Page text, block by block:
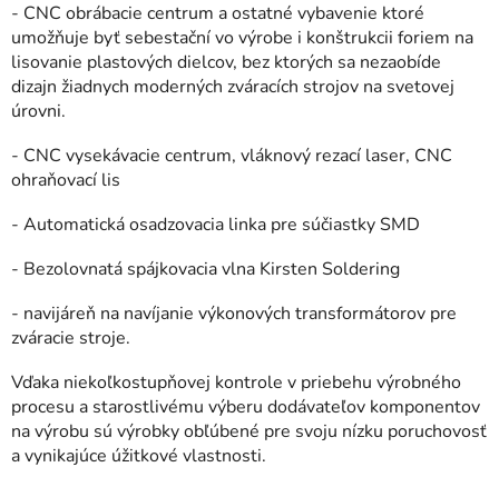
- CNC obrábacie centrum a ostatné vybavenie ktoré
umožňuje byť sebestační vo výrobe i konštrukcii foriem na
lisovanie plastových dielcov, bez ktorých sa nezaobíde
dizajn žiadnych moderných zváracích strojov na svetovej
úrovni.
- CNC vysekávacie centrum, vláknový rezací laser, CNC
ohraňovací lis
- Automatická osadzovacia linka pre súčiastky SMD
- Bezolovnatá spájkovacia vlna Kirsten Soldering
- navijáreň na navíjanie výkonových transformátorov pre
zváracie stroje.
Vďaka niekoľkostupňovej kontrole v priebehu výrobného
procesu a starostlivému výberu dodávateľov komponentov
na výrobu sú výrobky obľúbené pre svoju nízku poruchovosť
a vynikajúce úžitkové vlastnosti.